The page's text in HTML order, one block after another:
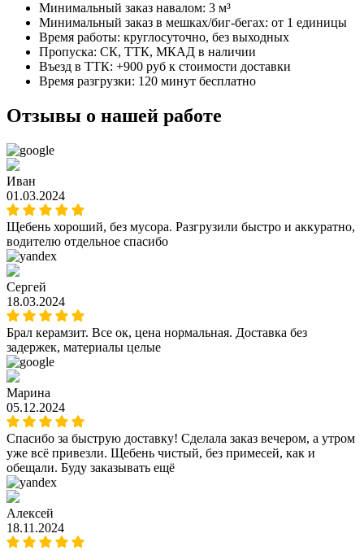
Минимальный заказ навалом: 3 м³
Минимальный заказ в мешках/биг-бегах: от 1 единицы
Время работы: круглосуточно, без выходных
Пропуска: СК, ТТК, МКАД в наличии
Въезд в ТТК: +900 руб к стоимости доставки
Время разгрузки: 120 минут бесплатно
Отзывы о нашей работе
Иван
01.03.2024
Щебень хороший, без мусора. Разгрузили быстро и аккуратно,
водителю отдельное спасибо
Сергей
18.03.2024
Брал керамзит. Все ок, цена нормальная. Доставка без
задержек, материалы целые
Марина
05.12.2024
Спасибо за быструю доставку! Сделала заказ вечером, а утром
уже всё привезли. Щебень чистый, без примесей, как и
обещали. Буду заказывать ещё
Алексей
18.11.2024